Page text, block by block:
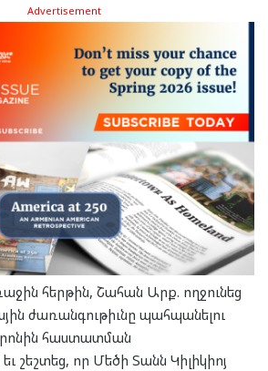
Advertisement
հերթին, Շահան Արք. ողջունեց
ժառանգութիւնը պահպանելու
հաստատման
շեշտեց, որ Մեծի Տանն Կիլիկիոյ